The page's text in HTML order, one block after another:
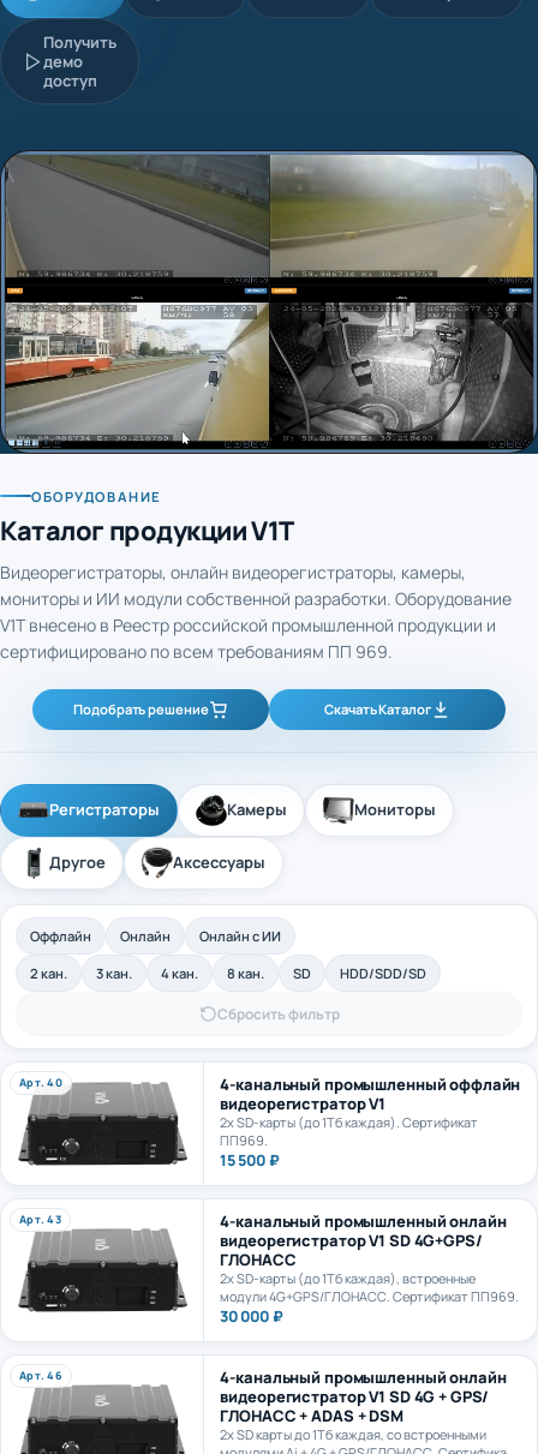
Получить
демо
доступ
Каталог продукции V1T
мониторы и ИИ модули собственной разработки. Оборудование
V1T внесено в Реестр российской промышленной продукции и
сертифицировано по всем требованиям ПП 969.
Подобрать решение Скачать Каталог
Оффлайн Онлайн Онлайн с ИИ
3 кан. 4 кан. SD HDD/SDD/SD
Арт. 40
4-канальный промышленный оффлайн
видеорегистратор V1
2х SD-карты (до 1Тб каждая). Сертификат
ПП969.
15 500 ₽
Арт. 43
4-канальный промышленный онлайн
видеорегистратор V1 SD 4G+GPS/
ГЛОНАСС
2х SD-карты (до 1Тб каждая), встроенные
модули 4G+GPS/ГЛОНАСС. Сертификат ПП969.
30 000 ₽
Арт. 46
4-канальный промышленный онлайн
видеорегистратор V1 SD 4G + GPS/
ГЛОНАСС + ADAS + DSM
2х SD карты до 1Тб каждая, со встроенными
модулями Ai + 4G + GPS/ГЛОНАСС. Сертификат